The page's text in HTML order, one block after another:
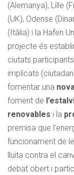
(Alemanya), Lille
(UK), Odense
(Itàlia) i la Hafen
projecte és
ciutats
implicats
fomentar una
foment de
renovables i la
premisa que
funcionament de
lluita contra el
debat obert i